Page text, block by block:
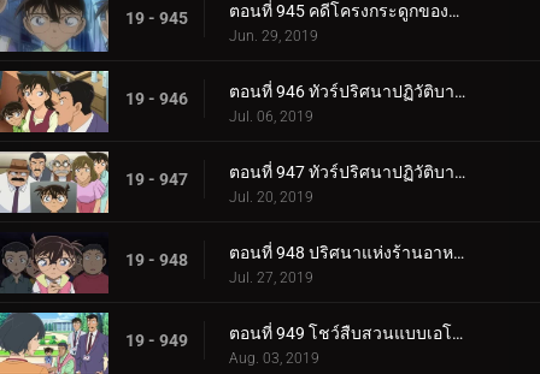
19 - 945 ตอนที่ 945 คดีโครงกระดูกของครูคนใหม่ (ตอนจบ)
Jun. 29, 2019
19 - 946 ตอนที่ 946 ทัวร์ปริศนาปฏิวัติบาคุมัตสึ (ภาคยามากุจิ)
Jul. 06, 2019
19 - 947 ตอนที่ 947 ทัวร์ปริศนาปฏิวัติบาคุมัตสึ (ภาคฮากิ)
Jul. 20, 2019
19 - 948 ตอนที่ 948 ปริศนาแห่งร้านอาหารชื่อดัง
Jul. 27, 2019
19 - 949 ตอนที่ 949 โชว์สืบสวนแบบเอโดะข้างบ้าน (ตอนแรก)
Aug. 03, 2019